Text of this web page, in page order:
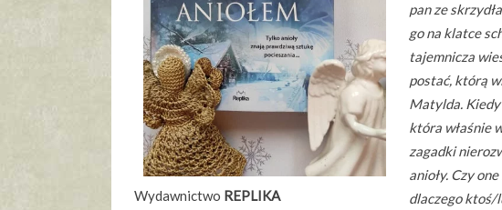
Wydawnictwo REPLIKA
pan ze
go na klatce
tajemnicza
postać, którą
Matylda. Kiedy
która właśnie
zagadki
anioły. Czy
dlaczego ktoś/